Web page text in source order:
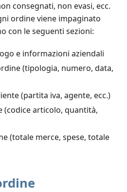
consegnati, non evasi, ecc.
ordine viene impaginato
con le seguenti sezioni:
e informazioni aziendali
(tipologia, numero, data,
(partita iva, agente, ecc.)
(codice articolo, quantità,
(totale merce, spese, totale